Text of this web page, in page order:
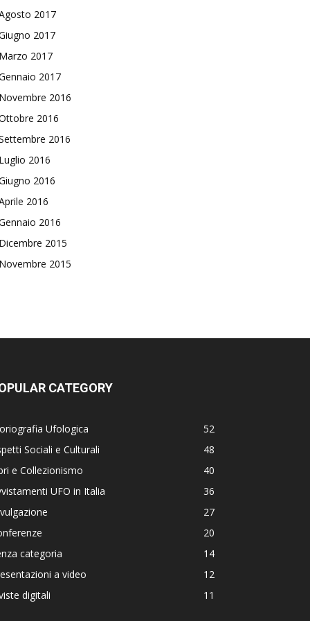
2017
2017
2017
2017
2016
2016
2016
2016
2016
2016
2016
2015
2015
CATEGORY
Ufologica
52
Sociali e Culturali
48
e Collezionismo
40
UFO in Italia
36
27
20
categoria
14
a video
12
digitali
11